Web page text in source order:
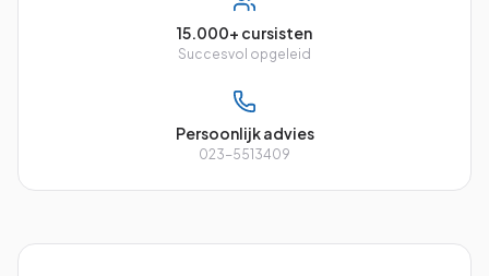
15.000+ cursisten
Succesvol opgeleid
Persoonlijk advies
023-5513409